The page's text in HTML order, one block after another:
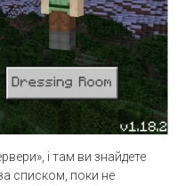
і там ви знайдете
списком, поки не